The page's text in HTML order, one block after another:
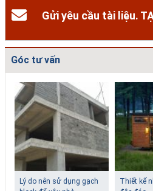
Gửi yêu cầu tài liệu.
Góc tư vấn
Giải pháp xử lý thấm
Biệt thự